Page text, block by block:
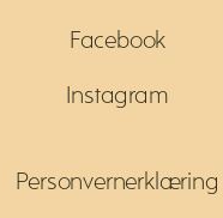
Facebook
Instagram
Personvernerklæring